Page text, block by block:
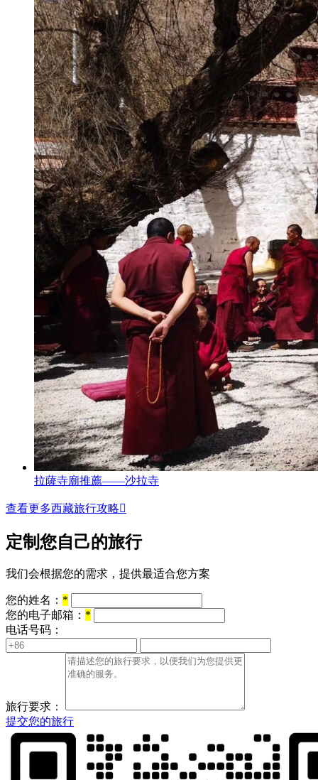
拉薩寺廟推薦——沙拉寺
查看更多西藏旅行攻略
定制您自己的旅行
我们会根据您的需求，提供最适合您方案
您的姓名： *
您的电子邮箱： *
电话号码：
旅行要求：
提交您的旅行